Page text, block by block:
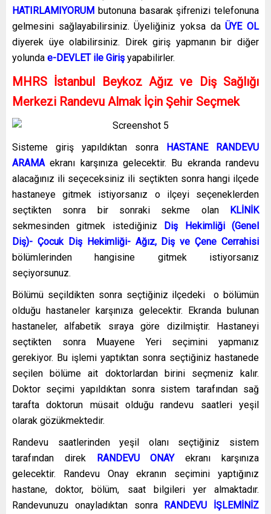
HATIRLAMIYORUM butonuna basarak şifrenizi telefonuna
gelmesini sağlayabilirsiniz. Üyeliğiniz yoksa daÜYE OL
diyerek üye olabilirsiniz. Direk giriş yapmanın bir diğer
yolunda e-DEVLET ile Giriş yapabilirler.
MHRS İstanbul Beykoz Ağız ve Diş Sağlığı
Merkezi Randevu Almak İçin Şehir Seçmek
Sisteme giriş yapıldıktan sonra HASTANE RANDEVU
ARAMA ekranı karşınıza gelecektir. Bu ekranda randevu
alacağınız ili seçeceksiniz ili seçtikten sonra hangi ilçede
hastaneye gitmek istiyorsanız o ilçeyi seçeneklerden
seçtikten sonra bir sonraki sekme olan KLİNİK
sekmesinden gitmek istediğiniz Diş Hekimliği (Genel
Diş)- Çocuk Diş Hekimliği- Ağız, Diş ve Çene Cerrahisi
bölümlerinden hangisine gitmek istiyorsanız
seçiyorsunuz.
Bölümü seçildikten sonra seçtiğiniz ilçedeki o bölümün
olduğu hastaneler karşınıza gelecektir. Ekranda bulunan
hastaneler, alfabetik sıraya göre dizilmiştir. Hastaneyi
seçtikten sonra Muayene Yeri seçimini yapmanız
gerekiyor. Bu işlemi yaptıktan sonra seçtiğiniz hastanede
seçilen bölüme ait doktorlardan birini seçmeniz kalır.
Doktor seçimi yapıldıktan sonra sistem tarafından sağ
tarafta doktorun müsait olduğu randevu saatleri yeşil
olarak gözükmektedir.
Randevu saatlerinden yeşil olanı seçtiğiniz sistem
tarafından direk RANDEVU ONAYekranı karşınıza
gelecektir. Randevu Onay ekranın seçimini yaptığınız
hastane, doktor, bölüm, saat bilgileri yer almaktadır.
Randevunuzu onayladıktan sonraRANDEVU İŞLEMİNİZ